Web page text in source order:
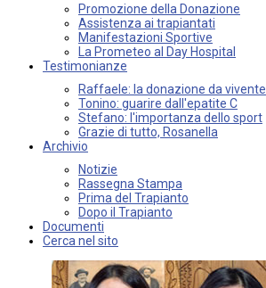
Promozione della Donazione
Assistenza ai trapiantati
Manifestazioni Sportive
La Prometeo al Day Hospital
Testimonianze
Raffaele: la donazione da vivente
Tonino: guarire dall'epatite C
Stefano: l'importanza dello sport
Grazie di tutto, Rosanella
Archivio
Notizie
Rassegna Stampa
Prima del Trapianto
Dopo il Trapianto
Documenti
Cerca nel sito